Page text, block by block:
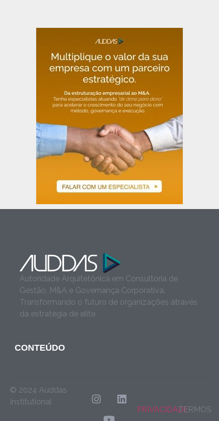
Autoridade Arquitetônica em Consultoria de
Gestão, M&A e Governança Corporativa.
Transformando o futuro de organizações através
da estratégia de elite.
CONTEÚDO
© 2024 Auddas
Institutional
PRIVACIDADETERMOS